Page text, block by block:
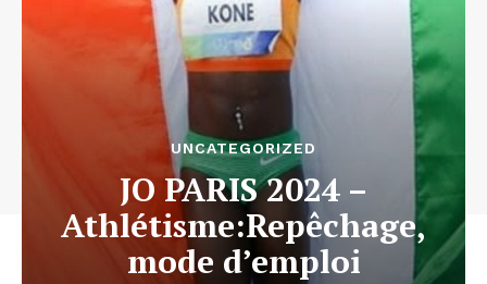
UNCATEGORIZED
JO PARIS 2024 –
Athlétisme:Repêchage,
mode d’emploi